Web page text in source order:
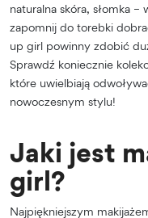
naturalna skóra, słomka
zapomnij do torebki
up girl powinny zdobić
Sprawdź koniecznie
które uwielbiają
nowoczesnym stylu!
Jaki jest
girl?
Najpiękniejszym